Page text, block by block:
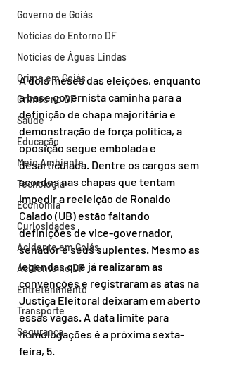
Governo de Goiás
Notícias do Entorno DF
Notícias de Águas Lindas
Crime em Goiás
Crimes no DF
Saúde
Educação
Meio Ambiente
Tecnologia
Economia
Curiosidades
Acidente em Goiás
Acidente no DF
Entretenimento
Transporte
Segurança
A dois meses das eleições, enquanto
a base governista caminha para a
definição de chapa majoritária e
demonstração de força política, a
oposição segue embolada e
desarticulada. Dentre os cargos sem
acordos nas chapas que tentam
impedir a reeleição de Ronaldo
Caiado (UB) estão faltando
definições de vice-governador,
senador e seus suplentes. Mesmo as
legendas que já realizaram as
convenções e registraram as atas na
Justiça Eleitoral deixaram em aberto
essas vagas. A data limite para
homologações é a próxima sexta-
feira, 5.